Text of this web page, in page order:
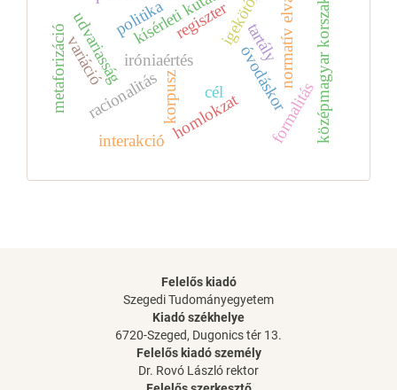
óvodáskor
iróniaértés
kísérleti kutatásigekötők
korpusz
homlokzat
udvariasság
racionalitás formalitásközépmagyar korszak
regiszter
variáció
metaforizáció tartály
cél
politika
interakció
Felelős kiadó
Szegedi Tudományegyetem
Kiadó székhelye
6720-Szeged, Dugonics tér 13.
Felelős kiadó személy
Dr. Rovó László rektor